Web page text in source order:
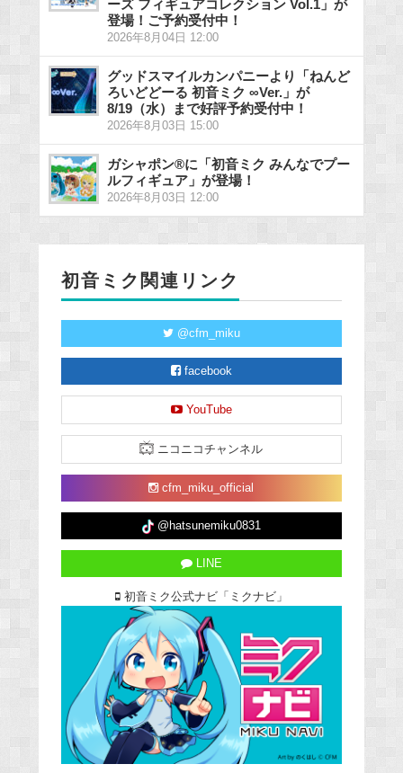
ーズ フィギュアコレクション Vol.1」が
登場！ご予約受付中！
2026年8月04日 12:00
グッドスマイルカンパニーより「ねんど
ろいどどーる 初音ミク ∞Ver.」が
8/19（水）まで好評予約受付中！
2026年8月03日 15:00
ガシャポン®に「初音ミク みんなでプー
ルフィギュア」が登場！
2026年8月03日 12:00
初音ミク関連リンク
@cfm_miku
facebook
YouTube
ニコニコチャンネル
cfm_miku_official
@hatsunemiku0831
LINE
初音ミク公式ナビ「ミクナビ」